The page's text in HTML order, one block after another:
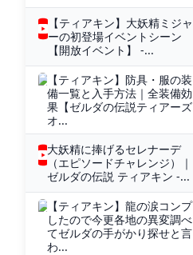
【ティアキン】大妖精ミジャ
ーの初登場イベントシーン
【開放イベント】 -...
【ティアキン】防具・服の装
備一覧と入手方法｜全装備効
果【ゼルダの伝説ティアーズ
オ...
大妖精に捧げるセレナーデ
（エピソードチャレンジ）｜
ゼルダの伝説 ティアキン -...
【ティアキン】龍の涙コンプ
したので今更各地の異変調べ
てゼルダの手がかり探せと言
わ...